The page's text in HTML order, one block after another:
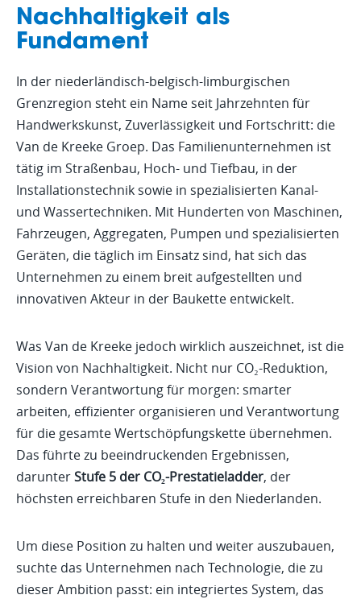
Nachhaltigkeit als
Fundament
In der niederländisch-belgisch-limburgischen
Grenzregion steht ein Name seit Jahrzehnten für
Handwerkskunst, Zuverlässigkeit und Fortschritt: die
Van de Kreeke Groep. Das Familienunternehmen ist
tätig im Straßenbau, Hoch- und Tiefbau, in der
Installationstechnik sowie in spezialisierten Kanal-
und Wassertechniken. Mit Hunderten von Maschinen,
Fahrzeugen, Aggregaten, Pumpen und spezialisierten
Geräten, die täglich im Einsatz sind, hat sich das
Unternehmen zu einem breit aufgestellten und
innovativen Akteur in der Baukette entwickelt.
Was Van de Kreeke jedoch wirklich auszeichnet, ist die
Vision von Nachhaltigkeit. Nicht nur CO₂-Reduktion,
sondern Verantwortung für morgen: smarter
arbeiten, effizienter organisieren und Verantwortung
für die gesamte Wertschöpfungskette übernehmen.
Das führte zu beeindruckenden Ergebnissen,
darunterStufe 5 der CO₂-Prestatieladder, der
höchsten erreichbaren Stufe in den Niederlanden.
Um diese Position zu halten und weiter auszubauen,
suchte das Unternehmen nach Technologie, die zu
dieser Ambition passt: ein integriertes System, das